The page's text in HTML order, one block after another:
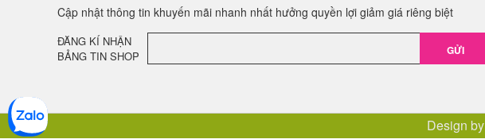
Cập nhật thông tin khuyến mãi nhanh nhất hưởng quyền lợi giảm giá riêng biệt
ĐĂNG KÍ NHẬN
BẢNG TIN SHOP
GỬI
Design by